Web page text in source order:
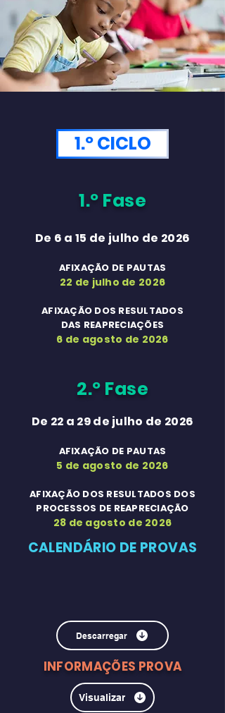
1.º CICLO
1.º Fase
De 6 a 15 de julho de 2026
AFIXAÇÃO DE PAUTAS
22 de julho de 2026
AFIXAÇÃO DOS RESULTADOS
DAS REAPRECIAÇÕES
6 de agosto de 2026
2.º Fase
De 22 a 29 de julho de 2026
AFIXAÇÃO DE PAUTAS
5 de agosto de 2026
AFIXAÇÃO DOS RESULTADOS DOS
PROCESSOS DE REAPRECIAÇÃO
28 de agosto de 2026
CALENDÁRIO DE PROVAS
Descarregar
INFORMAÇÕES PROVA
Visualizar